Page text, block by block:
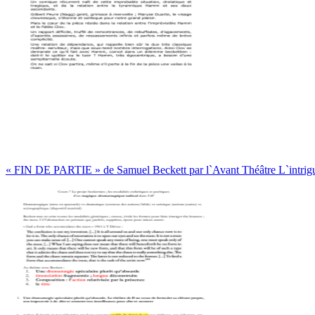
« FIN DE PARTIE » de Samuel Beckett par l`Avant Théâtre